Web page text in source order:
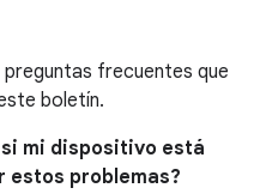
frecuentes que
boletín.
mi dispositivo está
estos problemas?